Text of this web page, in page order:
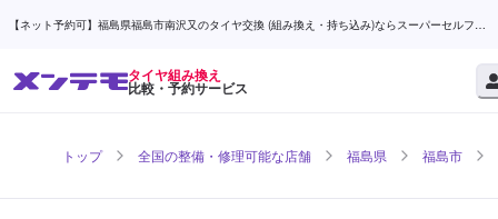
【ネット予約可】福島県福島市南沢又のタイヤ交換 (組み換え・持ち込み)ならスーパーセルフ福
タイヤ組み換え
比較・予約サービス
トップ 全国の整備・修理可能な店舗 福島県 福島市